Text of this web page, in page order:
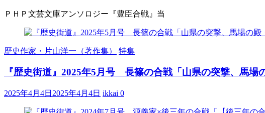
ＰＨＰ文芸文庫アンソロジー『豊臣合戦』当
歴史作家・片山洋一（著作集） 特集
『歴史街道』2025年5月号 長篠の合戦「山県の突撃、馬場
2025年4月4日 2025年4月4日 ikkai 0